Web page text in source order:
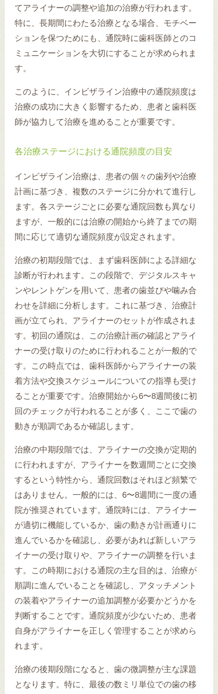
てアライナーの調整や追加の治療が行われます。
特に、長期間にわたる治療となる場合、モチベー
ションを保つためにも、通院時に歯科医師とのコ
ミュニケーションを大切にすることが求められま
す。
このように、インビザライン治療中の通院頻度は
治療の成功に大きく影響するため、患者と歯科医
師が協力して治療を進めることが重要です。
各治療ステージにおける通院頻度の目安
インビザライン治療は、患者の個々の歯列や治療
計画に基づき、複数のステージに分かれて進行し
ます。各ステージごとに必要な通院回数も異なり
ますが、一般的には治療の開始から終了までの期
間に応じて適切な通院頻度が設定されます。
治療の初期段階では、まず歯科医師による詳細な
診断が行われます。この段階で、デジタルスキャ
ンやレントゲンを用いて、患者の歯並びや噛み合
わせを詳細に分析します。これに基づき、治療計
画が立てられ、アライナーのセットが作成されま
す。初回の通院は、この治療計画の確認とアライ
ナーの受け取りのために行われることが一般的で
す。この時点では、歯科医師からアライナーの装
着方法や交換スケジュールについての指導も受け
ることが重要です。治療開始から6〜8週間後に初
回のチェックが行われることが多く、ここで歯の
動きが順調であるか確認します。
治療の中期段階では、アライナーの交換が定期的
に行われますが、アライナーを数週間ごとに交換
するという特性から、通院回数はそれほど頻繁で
はありません。一般的には、6〜8週間に一度の通
院が推奨されています。通院時には、アライナー
が適切に機能しているか、歯の動きが計画通りに
進んでいるかを確認し、必要があれば新しいアラ
イナーの受け取りや、アライナーの調整を行いま
す。この時期における通院の主な目的は、治療が
順調に進んでいることを確認し、アタッチメント
の装着やアライナーの追加調整が必要かどうかを
判断することです。通院頻度が少ないため、患者
自身がアライナーを正しく管理することが求めら
れます。
治療の後期段階になると、歯の微調整が主な課題
となります。特に、最後の数ミリ単位での歯の移